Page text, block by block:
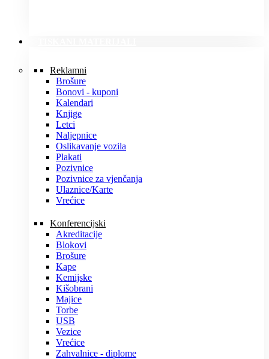
Reklamni
Brošure
Bonovi - kuponi
Kalendari
Knjige
Letci
Naljepnice
Oslikavanje vozila
Plakati
Pozivnice
Pozivnice za vjenčanja
Ulaznice/Karte
Vrećice
Konferencijski
Akreditacije
Blokovi
Brošure
Kape
Kemijske
Kišobrani
Majice
Torbe
USB
Vezice
Vrećice
Zahvalnice - diplome